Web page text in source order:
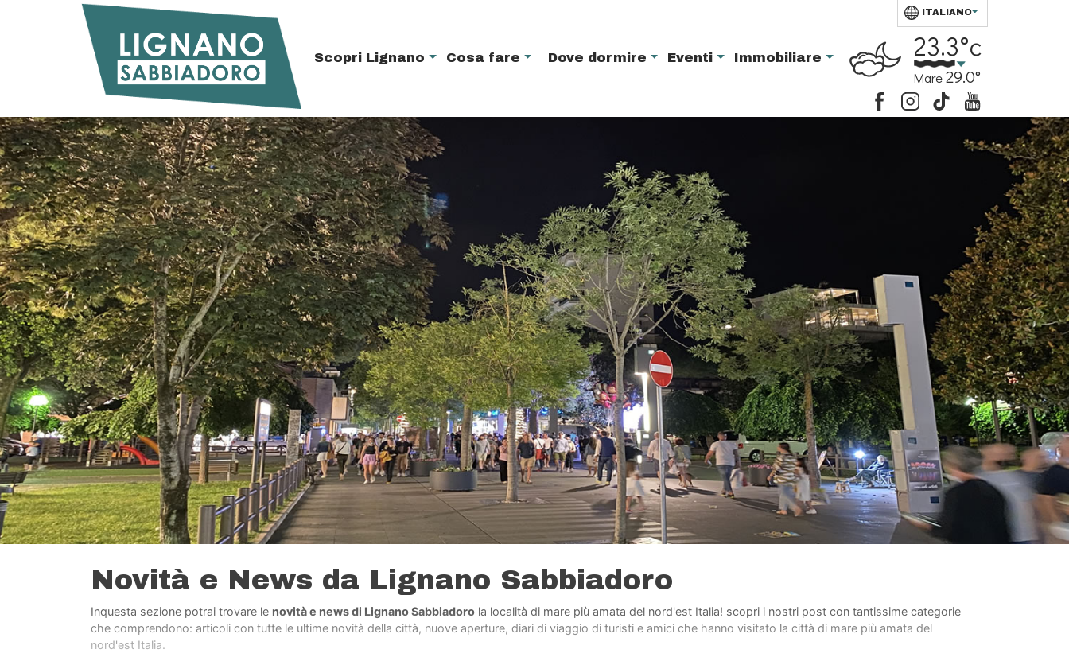
Scopri Lignano Cosa fare Dove dormire Eventi Immobiliare
ITALIANO
23.3°c
Mare29.0°
Novità e News da Lignano Sabbiadoro
Inquesta sezione potrai trovare le novità e news di Lignano Sabbiadoro la località di mare più amata del nord'est Italia! scopri i nostri post con tantissime categorie
che comprendono: articoli con tutte le ultime novità della città, nuove aperture, diari di viaggio di turisti e amici che hanno visitato la città di mare più amata del
nord'est Italia.